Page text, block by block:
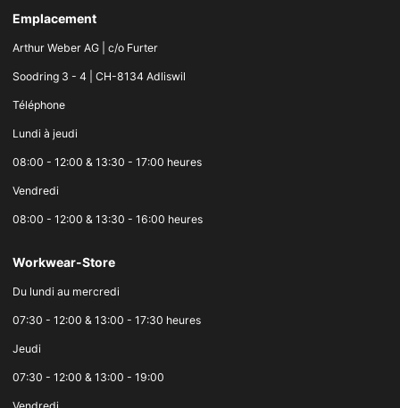
Emplacement
Arthur Weber AG | c/o Furter
Soodring 3 - 4 | CH-8134 Adliswil
Téléphone
Lundi à jeudi
08:00 - 12:00 & 13:30 - 17:00 heures
Vendredi
08:00 - 12:00 & 13:30 - 16:00 heures
Workwear-Store
Du lundi au mercredi
07:30 - 12:00 & 13:00 - 17:30 heures
Jeudi
07:30 - 12:00 & 13:00 - 19:00